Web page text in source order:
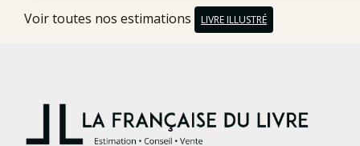
Voir toutes nos estimations LIVRE ILLUSTRÉ